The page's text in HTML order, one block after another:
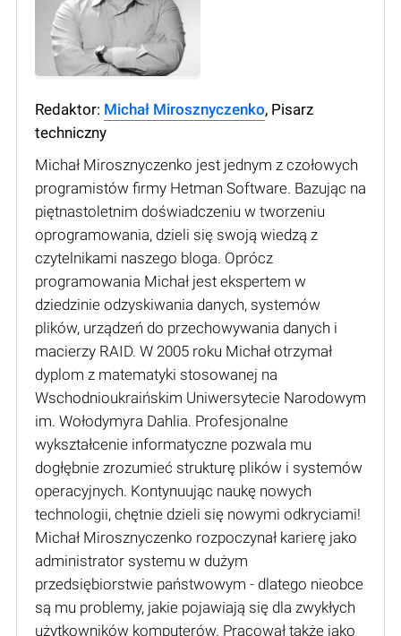
Redaktor: Michał Mirosznyczenko, Pisarz
techniczny
Michał Mirosznyczenko jest jednym z czołowych
programistów firmy Hetman Software. Bazując na
piętnastoletnim doświadczeniu w tworzeniu
oprogramowania, dzieli się swoją wiedzą z
czytelnikami naszego bloga. Oprócz
programowania Michał jest ekspertem w
dziedzinie odzyskiwania danych, systemów
plików, urządzeń do przechowywania danych i
macierzy RAID. W 2005 roku Michał otrzymał
dyplom z matematyki stosowanej na
Wschodnioukraińskim Uniwersytecie Narodowym
im. Wołodymyra Dahlia. Profesjonalne
wykształcenie informatyczne pozwala mu
dogłębnie zrozumieć strukturę plików i systemów
operacyjnych. Kontynuując naukę nowych
technologii, chętnie dzieli się nowymi odkryciami!
Michał Mirosznyczenko rozpoczynał karierę jako
administrator systemu w dużym
przedsiębiorstwie państwowym - dlatego nieobce
są mu problemy, jakie pojawiają się dla zwykłych
użytkowników komputerów. Pracował także jako